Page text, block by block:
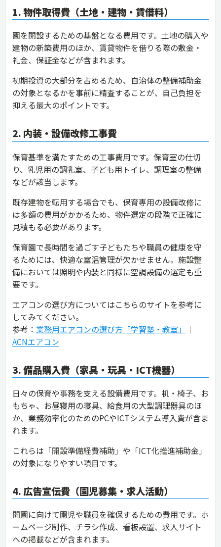
1. 物件取得費（土地・建物・賃借料）
園を開設するための基盤となる費用です。土地の購入や
建物の新築費用のほか、賃貸物件を借りる際の敷金・
礼金、保証金などが含まれます。
初期投資の大部分を占めるため、自治体の整備補助金
の対象となるかを事前に精査することが、自己負担を
抑える最大のポイントです。
2. 内装・設備改修工事費
保育基準を満たすための工事費用です。保育室の仕切
り、乳児用の調乳室、子ども用トイレ、調理室の整備
などが該当します。
既存建物を転用する場合でも、保育専用の設備改修に
は多額の費用がかかるため、物件選定の段階で正確に
見積もる必要があります。
保育園で長時間を過ごす子どもたちや職員の健康を守
るためには、快適な室温管理が欠かせません。施設整
備においては照明や内装と同様に空調設備の選定も重
要です。
エアコンの選び方についてはこちらのサイトを参考に
してみてください。
参考： 業務用エアコンの選び方「学習塾・教室」
｜
ACNエアコン
3. 備品購入費（家具・玩具・ICT機器）
日々の保育や事務を支える設備費用です。机・椅子、お
もちゃ、お昼寝用の寝具、給食用の大型調理器具のほ
か、業務効率化のためのPCやICTシステム導入費が含ま
れます。
これらは「開設準備経費補助」や「ICT化推進補助金」
の対象になりやすい項目です。
4. 広告宣伝費（園児募集・求人活動）
開園に向けて園児や職員を確保するための費用です。ホ
ームページ制作、チラシ作成、看板設置、求人サイト
への掲載などが含まれます。